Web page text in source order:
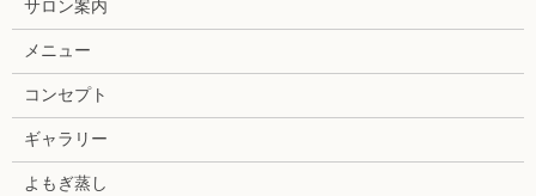
サロン案内
メニュー
コンセプト
ギャラリー
よもぎ蒸し